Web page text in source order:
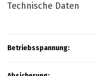
Technische Daten
Betriebsspannung: